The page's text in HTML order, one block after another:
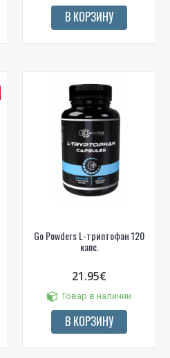
В КОРЗИНУ
Go Powders L-триптофан 120
капс.
21.95€
Товар в наличии
В КОРЗИНУ